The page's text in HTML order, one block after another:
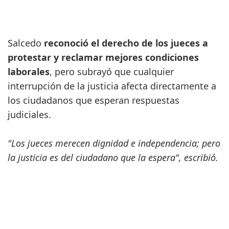
Salcedo reconoció el derecho de los jueces a
protestar y reclamar mejores condiciones
laborales, pero subrayó que cualquier
interrupción de la justicia afecta directamente a
los ciudadanos que esperan respuestas
judiciales.
"Los jueces merecen dignidad e independencia; pero
la justicia es del ciudadano que la espera", escribió.